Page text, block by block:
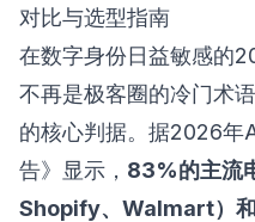
对比与选型指南
在数字身份日益敏感的
不再是极客圈的冷门术
的核心判据。据2026年
告》显示， 83%的主流
Shopify、Walmart）和